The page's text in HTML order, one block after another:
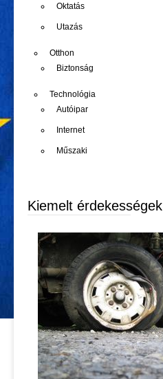
Oktatás
Utazás
Otthon
Biztonság
Technológia
Autóipar
Internet
Műszaki
Kiemelt érdekességek